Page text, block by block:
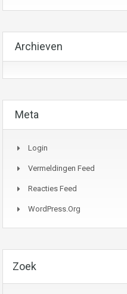
Archieven
Meta
Login
Vermeldingen Feed
Reacties Feed
WordPress.org
Zoek